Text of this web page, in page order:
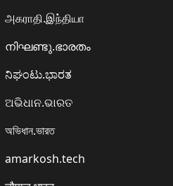
அகராதி.இந்தியா
നിഘണ്ടു.ഭാരതം
ನಿಘಂಟು.ಭಾರತ
ଅଭିଧାନ.ଭାରତ
অভিধান.ভারত
amarkosh.tech